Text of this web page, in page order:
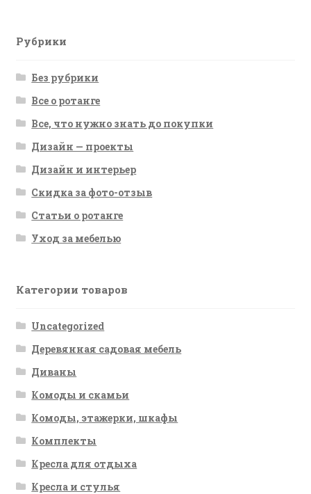
Рубрики
Без рубрики
Все о ротанге
Все, что нужно знать до покупки
Дизайн — проекты
Дизайн и интерьер
Скидка за фото-отзыв
Статьи о ротанге
Уход за мебелью
Категории товаров
Uncategorized
Деревянная садовая мебель
Диваны
Комоды и скамьи
Комоды, этажерки, шкафы
Комплекты
Кресла для отдыха
Кресла и стулья